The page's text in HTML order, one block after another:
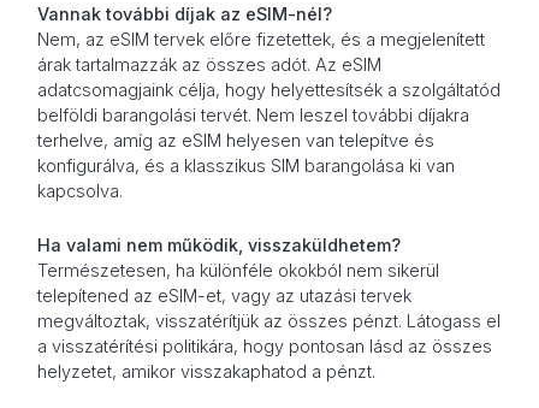
Vannak további díjak az eSIM-nél?
Nem, az eSIM tervek előre fizetettek, és a megjelenített
árak tartalmazzák az összes adót. Az eSIM
adatcsomagjaink célja, hogy helyettesítsék a szolgáltatód
belföldi barangolási tervét. Nem leszel további díjakra
terhelve, amíg az eSIM helyesen van telepítve és
konfigurálva, és a klasszikus SIM barangolása ki van
kapcsolva.
Ha valami nem működik, visszaküldhetem?
Természetesen, ha különféle okokból nem sikerül
telepítened az eSIM-et, vagy az utazási tervek
megváltoztak, visszatérítjük az összes pénzt. Látogass el
a visszatérítési politikára, hogy pontosan lásd az összes
helyzetet, amikor visszakaphatod a pénzt.